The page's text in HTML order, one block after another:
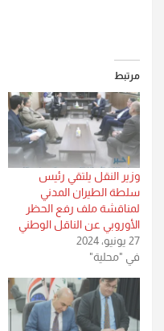
مرتبط
وزير النقل يلتقي رئيس
سلطة الطيران المدني
لمناقشة ملف رفع الحظر
الأوروبي عن الناقل الوطني
27 يونيو، 2024
في "محلية"